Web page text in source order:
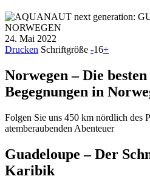
24. Mai 2022
Drucken Schriftgröße -16+
Norwegen – Die
Begegnungen in
Folgen Sie uns 450 km nördlich des
atemberaubenden Abenteuer
Guadeloupe – Der
Karibik